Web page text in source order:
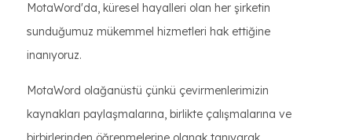
MotaWord'da, küresel hayalleri olan her şirketin
sunduğumuz mükemmel hizmetleri hak ettiğine
inanıyoruz.
MotaWord olağanüstü çünkü çevirmenlerimizin
kaynakları paylaşmalarına, birlikte çalışmalarına ve